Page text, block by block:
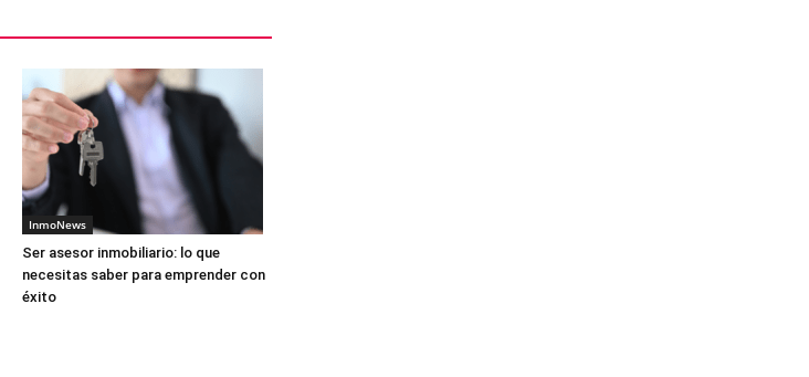
InmoNews
Ser asesor inmobiliario: lo que
necesitas saber para emprender con
éxito